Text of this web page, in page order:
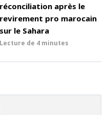
réconciliation après le
revirement pro marocain
sur le Sahara
Lecture de 4 minutes